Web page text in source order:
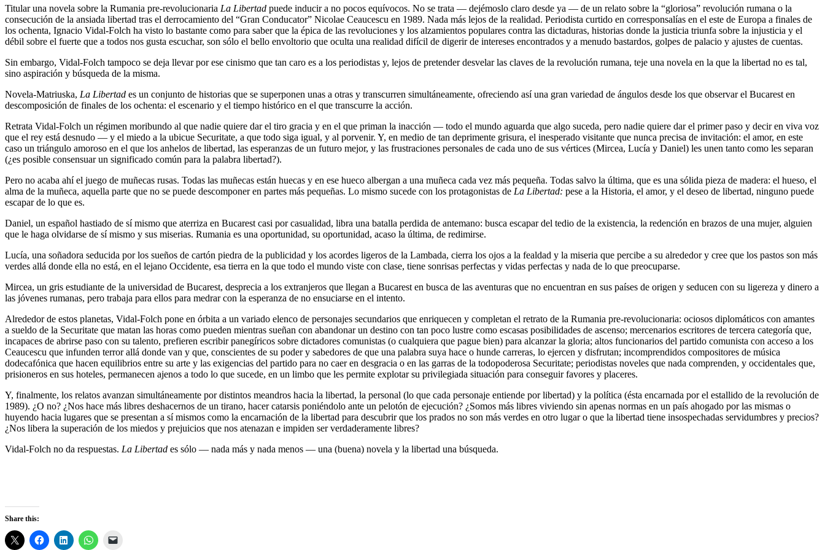
Titular una novela sobre la Rumania pre-revolucionaria La Libertad puede inducir a no pocos equívocos. No se trata — dejémoslo claro desde ya — de un relato sobre la “gloriosa” revolución rumana o la
consecución de la ansiada libertad tras el derrocamiento del “Gran Conducator” Nicolae Ceaucescu en 1989. Nada más lejos de la realidad. Periodista curtido en corresponsalías en el este de Europa a finales de
los ochenta, Ignacio Vidal-Folch ha visto lo bastante como para saber que la épica de las revoluciones y los alzamientos populares contra las dictaduras, historias donde la justicia triunfa sobre la injusticia y el
débil sobre el fuerte que a todos nos gusta escuchar, son sólo el bello envoltorio que oculta una realidad difícil de digerir de intereses encontrados y a menudo bastardos, golpes de palacio y ajustes de cuentas.
Sin embargo, Vidal-Folch tampoco se deja llevar por ese cinismo que tan caro es a los periodistas y, lejos de pretender desvelar las claves de la revolución rumana, teje una novela en la que la libertad no es tal,
sino aspiración y búsqueda de la misma.
Novela-Matriuska, La Libertad es un conjunto de historias que se superponen unas a otras y transcurren simultáneamente, ofreciendo así una gran variedad de ángulos desde los que observar el Bucarest en
descomposición de finales de los ochenta: el escenario y el tiempo histórico en el que transcurre la acción.
Retrata Vidal-Folch un régimen moribundo al que nadie quiere dar el tiro gracia y en el que priman la inacción — todo el mundo aguarda que algo suceda, pero nadie quiere dar el primer paso y decir en viva voz
que el rey está desnudo — y el miedo a la ubicue Securitate, a que todo siga igual, y al porvenir. Y, en medio de tan deprimente grisura, el inesperado visitante que nunca precisa de invitación: el amor, en este
caso un triángulo amoroso en el que los anhelos de libertad, las esperanzas de un futuro mejor, y las frustraciones personales de cada uno de sus vértices (Mircea, Lucía y Daniel) les unen tanto como les separan
(¿es posible consensuar un significado común para la palabra libertad?).
Pero no acaba ahí el juego de muñecas rusas. Todas las muñecas están huecas y en ese hueco albergan a una muñeca cada vez más pequeña. Todas salvo la última, que es una sólida pieza de madera: el hueso, el
alma de la muñeca, aquella parte que no se puede descomponer en partes más pequeñas. Lo mismo sucede con los protagonistas de La Libertad: pese a la Historia, el amor, y el deseo de libertad, ninguno puede
escapar de lo que es.
Daniel, un español hastiado de sí mismo que aterriza en Bucarest casi por casualidad, libra una batalla perdida de antemano: busca escapar del tedio de la existencia, la redención en brazos de una mujer, alguien
que le haga olvidarse de sí mismo y sus miserias. Rumania es una oportunidad, su oportunidad, acaso la última, de redimirse.
Lucía, una soñadora seducida por los sueños de cartón piedra de la publicidad y los acordes ligeros de la Lambada, cierra los ojos a la fealdad y la miseria que percibe a su alrededor y cree que los pastos son más
verdes allá donde ella no está, en el lejano Occidente, esa tierra en la que todo el mundo viste con clase, tiene sonrisas perfectas y vidas perfectas y nada de lo que preocuparse.
Mircea, un gris estudiante de la universidad de Bucarest, desprecia a los extranjeros que llegan a Bucarest en busca de las aventuras que no encuentran en sus países de origen y seducen con su ligereza y dinero a
las jóvenes rumanas, pero trabaja para ellos para medrar con la esperanza de no ensuciarse en el intento.
Alrededor de estos planetas, Vidal-Folch pone en órbita a un variado elenco de personajes secundarios que enriquecen y completan el retrato de la Rumania pre-revolucionaria: ociosos diplomáticos con amantes
a sueldo de la Securitate que matan las horas como pueden mientras sueñan con abandonar un destino con tan poco lustre como escasas posibilidades de ascenso; mercenarios escritores de tercera categoría que,
incapaces de abrirse paso con su talento, prefieren escribir panegíricos sobre dictadores comunistas (o cualquiera que pague bien) para alcanzar la gloria; altos funcionarios del partido comunista con acceso a los
Ceaucescu que infunden terror allá donde van y que, conscientes de su poder y sabedores de que una palabra suya hace o hunde carreras, lo ejercen y disfrutan; incomprendidos compositores de música
dodecafónica que hacen equilibrios entre su arte y las exigencias del partido para no caer en desgracia o en las garras de la todopoderosa Securitate; periodistas noveles que nada comprenden, y occidentales que,
prisioneros en sus hoteles, permanecen ajenos a todo lo que sucede, en un limbo que les permite explotar su privilegiada situación para conseguir favores y placeres.
Y, finalmente, los relatos avanzan simultáneamente por distintos meandros hacia la libertad, la personal (lo que cada personaje entiende por libertad) y la política (ésta encarnada por el estallido de la revolución de
1989). ¿O no? ¿Nos hace más libres deshacernos de un tirano, hacer catarsis poniéndolo ante un pelotón de ejecución? ¿Somos más libres viviendo sin apenas normas en un país ahogado por las mismas o
huyendo hacia lugares que se presentan a sí mismos como la encarnación de la libertad para descubrir que los prados no son más verdes en otro lugar o que la libertad tiene insospechadas servidumbres y precios?
¿Nos libera la superación de los miedos y prejuicios que nos atenazan e impiden ser verdaderamente libres?
Vidal-Folch no da respuestas. La Libertad es sólo — nada más y nada menos — una (buena) novela y la libertad una búsqueda.
Share this: